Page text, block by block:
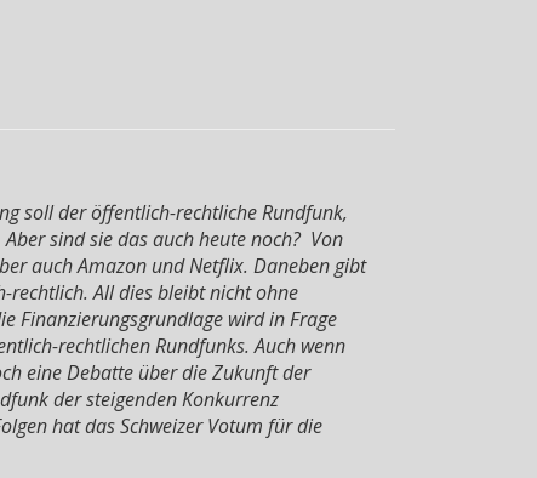
soll der öffentlich-rechtliche Rundfunk,
sind sie das auch heute noch? Von
auch Amazon und Netflix. Daneben gibt
rechtlich. All dies bleibt nicht ohne
Finanzierungsgrundlage wird in Frage
rechtlichen Rundfunks. Auch wenn
eine Debatte über die Zukunft der
der steigenden Konkurrenz
hat das Schweizer Votum für die